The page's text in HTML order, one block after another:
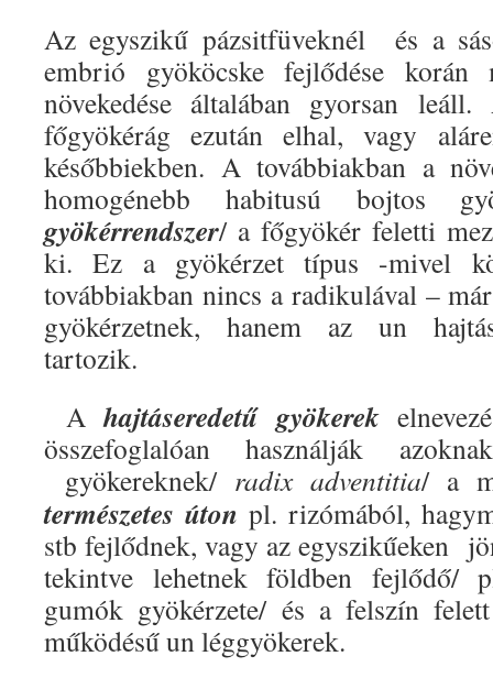
Az egyszikű pázsitfüveknél és a
embrió gyököcske fejlődése korán
növekedése általában gyorsan
főgyökérág ezután elhal, vagy
későbbiekben. A továbbiakban a
homogénebb habitusú bojtos
gyökérrendszer/ a főgyökér feletti
ki. Ez a gyökérzet típus -mivel
továbbiakban nincs a radikulával –
gyökérzetnek, hanem az un
tartozik.
Ahajtáseredetű gyökerek
összefoglalóan használják
gyökereknek/ radix adventitia/ a
természetes úton pl. rizómából,
stb fejlődnek, vagy az egyszikűeken
tekintve lehetnek földben fejlődő/
gumók gyökérzete/ és a felszín
működésű un léggyökerek.